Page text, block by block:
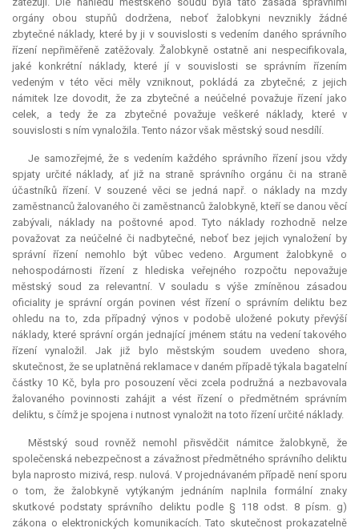
orgány obou stupňů dodržena, neboť žalobkyni nevznikly žádné
zbytečné náklady, které by ji v souvislosti s vedením daného správního
řízení nepřiměřeně zatěžovaly. Žalobkyně ostatně ani nespecifikovala,
jaké konkrétní náklady, které jí v souvislosti se správním řízením
vedeným v této věci měly vzniknout, pokládá za zbytečné; z jejich
námitek lze dovodit, že za zbytečné a neúčelné považuje řízení jako
celek, a tedy že za zbytečné považuje veškeré náklady, které v
souvislosti s ním vynaložila. Tento názor však městský soud nesdílí.
Je samozřejmé, že s vedením každého správního řízení jsou vždy
spjaty určité náklady, ať již na straně správního orgánu či na straně
účastníků řízení. V souzené věci se jedná např. o náklady na mzdy
zaměstnanců žalovaného či zaměstnanců žalobkyně, kteří se danou věcí
zabývali, náklady na poštovné apod. Tyto náklady rozhodně nelze
považovat za neúčelné či nadbytečné, neboť bez jejich vynaložení by
správní řízení nemohlo být vůbec vedeno. Argument žalobkyně o
nehospodárnosti řízení z hlediska veřejného rozpočtu nepovažuje
městský soud za relevantní. V souladu s výše zmíněnou zásadou
oficiality je správní orgán povinen vést řízení o správním deliktu bez
ohledu na to, zda případný výnos v podobě uložené pokuty převýší
náklady, které správní orgán jednající jménem státu na vedení takového
řízení vynaložil. Jak již bylo městským soudem uvedeno shora,
skutečnost, že se uplatněná reklamace v daném případě týkala bagatelní
částky 10 Kč, byla pro posouzení věci zcela podružná a nezbavovala
žalovaného povinnosti zahájit a vést řízení o předmětném správním
deliktu, s čímž je spojena i nutnost vynaložit na toto řízení určité náklady.
Městský soud rovněž nemohl přisvědčit námitce žalobkyně, že
společenská nebezpečnost a závažnost předmětného správního deliktu
byla naprosto mizivá, resp. nulová. V projednávaném případě není sporu
o tom, že žalobkyně vytýkaným jednáním naplnila formální znaky
skutkové podstaty správního deliktu podle § 118 odst. 8 písm. g)
zákona o elektronických komunikacích. Tato skutečnost prokazatelně